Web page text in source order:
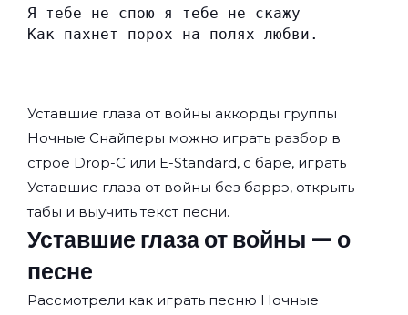
Я тебе не спою я тебе не скажу
Как пахнет порох на полях любви.
Уставшие глаза от войны аккорды группы
Ночные Снайперы можно играть разбор в
строе Drop-C или E-Standard, с баре, играть
Уставшие глаза от войны без баррэ, открыть
табы и выучить текст песни.
Уставшие глаза от войны — о
песне
Рассмотрели как играть песню Ночные